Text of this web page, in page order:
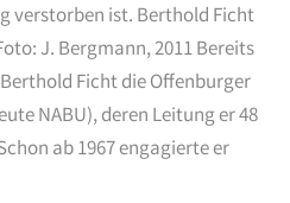
verstorben ist. Berthold Ficht
J. Bergmann, 2011 Bereits
Ficht die Offenburger
NABU), deren Leitung er 48
ab 1967 engagierte er